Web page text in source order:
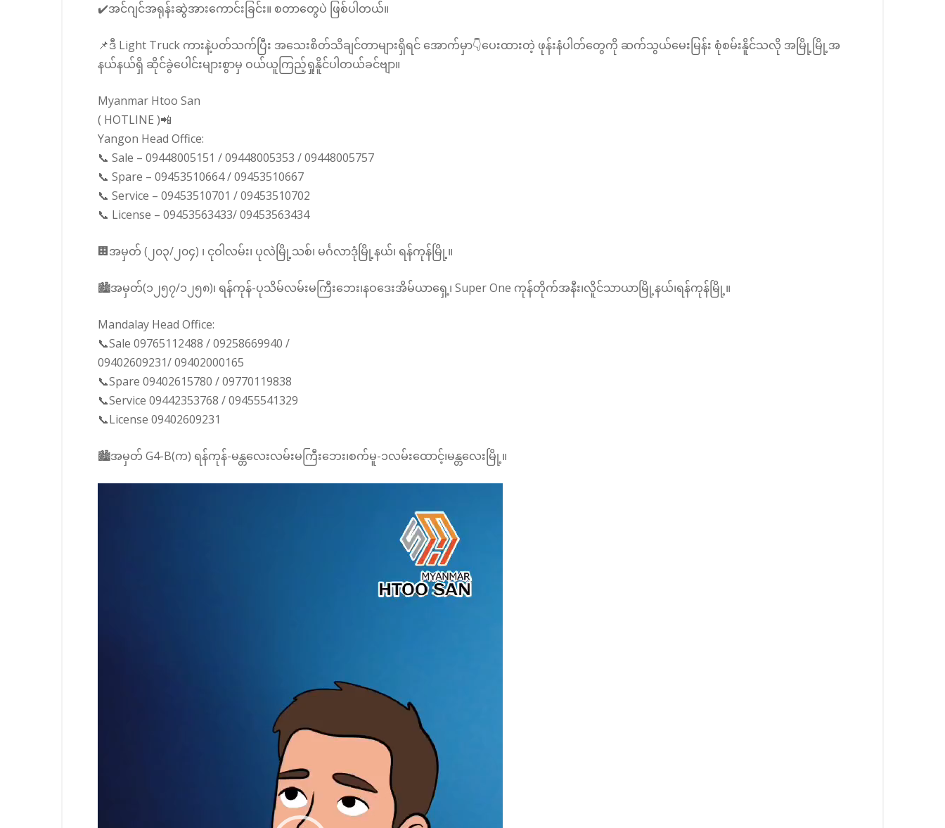
✔️အင်ဂျင်အရုန်းဆွဲအားကောင်းခြင်း။ စတာတွေပဲ ဖြစ်ပါတယ်။
📌ဒီ Light Truck ကားနဲ့ပတ်သက်ပြီး အသေးစိတ်သိချင်တာများရှိရင် အောက်မှာ👇ပေးထားတဲ့ ဖုန်းနံပါတ်တွေကို ဆက်သွယ်မေးမြန်း စုံစမ်းနိူင်သလို အမြို့မြို့အ
နယ်နယ်ရှိ ဆိုင်ခွဲပေါင်းများစွာမှ ဝယ်ယူကြည့်ရှုနိူင်ပါတယ်ခင်ဗျာ။
Myanmar Htoo San
( HOTLINE )📲
Yangon Head Office:
📞 Sale – 09448005151 / 09448005353 / 09448005757
📞 Spare – 09453510664 / 09453510667
📞 Service – 09453510701 / 09453510702
📞 License – 09453563433/ 09453563434
🏢အမှတ် (၂၀၃/၂၀၄) ၊ ငုဝါလမ်း၊ ပုလဲမြို့သစ်၊ မင်္ဂလာဒုံမြို့နယ်၊ ရန်ကုန်မြို့။
🏙️အမှတ်(၁၂၅၇/၁၂၅၈)၊ ရန်ကုန်-ပုသိမ်လမ်းမကြီးဘေး၊နဝဒေးအိမ်ယာရှေ့၊ Super One ကုန်တိုက်အနီး၊လိူင်သာယာမြို့နယ်၊ရန်ကုန်မြို့။
Mandalay Head Office:
📞Sale 09765112488 / 09258669940 /
09402609231/ 09402000165
📞Spare 09402615780 / 09770119838
📞Service 09442353768 / 09455541329
📞License 09402609231
🏙️အမှတ် G4-B(က) ရန်ကုန်-မန္တလေးလမ်းမကြီးဘေး၊စက်မူ-၁လမ်းထောင့်၊မန္တလေးမြို့။